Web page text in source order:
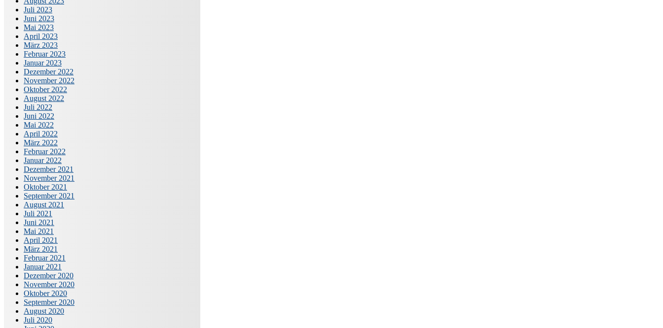
Juli 2023
Juni 2023
Mai 2023
April 2023
März 2023
Februar 2023
Januar 2023
Dezember 2022
November 2022
Oktober 2022
August 2022
Juli 2022
Juni 2022
Mai 2022
April 2022
März 2022
Februar 2022
Januar 2022
Dezember 2021
November 2021
Oktober 2021
September 2021
August 2021
Juli 2021
Juni 2021
Mai 2021
April 2021
März 2021
Februar 2021
Januar 2021
Dezember 2020
November 2020
Oktober 2020
September 2020
August 2020
Juli 2020